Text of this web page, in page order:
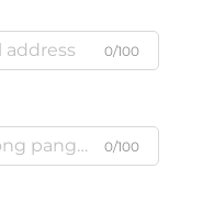
0/100
0/100